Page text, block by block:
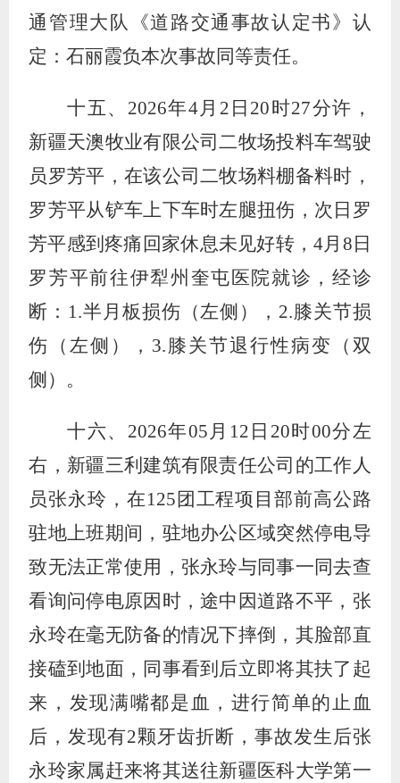
通管理大队《道路交通事故认定书》认
定：石丽霞负本次事故同等责任。
十五、 2026年4月 2 日 20时27分许，
新疆天澳牧业有限公司二牧场投料车驾驶
员罗芳平，在该公司二牧场料棚备料时，
罗芳平从铲车上下车时左腿扭伤，次日罗
芳平感到疼痛回家休息未见好转，4月 8 日
罗芳平前往伊犁州奎屯医院就诊，经诊
断： 1.半月板损伤（左侧）， 2.膝关节损
伤（左侧）， 3.膝关节退行性病变（双
侧）。
十六、 2026年05 月 12 日 20时00分左
右，新疆三利建筑有限责任公司的工作人
员张永玲，在125 团工程项目部前高公路
驻地上班期间，驻地办公区域突然停电导
致无法正常使用，张永玲与同事一同去查
看询问停电原因时，途中因道路不平，张
永玲在毫无防备的情况下摔倒，其脸部直
接磕到地面，同事看到后立即将其扶了起
来，发现满嘴都是血，进行简单的止血
后，发现有2颗牙齿折断，事故发生后张
永玲家属赶来将其送往新疆医科大学第一